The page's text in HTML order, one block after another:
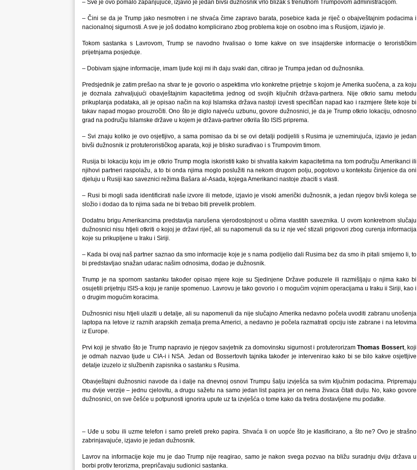
– Sve je ovo pomalo zapanjujuće, izjavio je jedan bivši dužnosnik vrlo blizak s trenutnom Trumpovom administracijom.
– Čini se da je Trump jako nesmotren i ne shvaća čime zapravo barata, posebice kada je riječ o obajveštajnim podacima i
nacionalnoj sigurnosti. A sve je još dodatno komplicirano zbog problema koje on osobno ima s Rusijom, izjavio je.
Tokom sastanka s Lavrovom, Trump se navodno hvalisao o tome kakve on sve insajderske informacije o terorističkim
prijetnjama posjeduje.
– Dobivam sjajne informacije, imam ljude koji mi ih daju svaki dan, citirao je Trumpa jedan od dužnosnika.
Predsjednik je zatim prešao na stvar te je govorio o aspektima vrlo konkretne prijetnje s kojom je Amerika suočena, a za koju
je doznala zahvaljujući obavještajnim kapacitetima jednog od svojih ključnih država-partnera. Nije otkrio samu metodu
prikuplanja podataka, ali je opisao način na koji Islamska država nastoji izvesti specifičan napad kao i razmjere štete koje bi
takav napad mogao prouzročiti. Ono što je diglo najveću uzbunu, govore dužnosnici, je da je Trump otkrio lokaciju, odnosno
grad na području Islamske države u kojem je država-partner otkrila što ISIS priprema.
– Svi znaju koliko je ovo osjetljivo, a sama pomisao da bi se ovi detalji podijelili s Rusima je uznemirujuća, izjavio je jedan
bivši dužnosnik iz protuterorističkog aparata, koji je blisko surađivao i s Trumpovim timom.
Rusija bi lokaciju koju im je otkrio Trump mogla iskoristiti kako bi shvatila kakvim kapacitetima na tom području Amerikanci ili
njihovi partneri raspolažu, a to bi onda njima moglo poslužiti na nekom drugom polju, pogotovo u kontekstu činjenice da oni
djeluju u Rusiji kao saveznici režima Bašara al-Asada, kojega Amerikanci nastoje zbaciti s vlasti.
– Rusi bi mogli sada identificirati naše izvore ili metode, izjavio je visoki američki dužnosnik, a jedan njegov bivši kolega se
složio i dodao da to njima sada ne bi trebao biti prevelik problem.
Dodatnu brigu Amerikancima predstavlja narušena vjerodostojnost u očima vlastitih saveznika. U ovom konkretnom slučaju
dužnosnici nisu htjeli otkriti o kojoj je državi riječ, ali su napomenuli da su iz nje već stizali prigovori zbog curenja informacija
koje su prikupljene u Iraku i Siriji.
– Kada bi ovaj naš partner saznao da smo informacije koje je s nama podijelio dali Rusima bez da smo ih pitali smijemo li, to
bi predstavljao snažan udarac našim odnosima, dodao je dužnosnik.
Trump je na spornom sastanku također opisao mjere koje su Sjedinjene Države poduzele ili razmišljaju o njima kako bi
osujetili prijetnju ISIS-a koju je ranije spomenuo. Lavrovu je tako govorio i o mogućim vojnim operacijama u Iraku ii Siriji, kao i
o drugim mogućim koracima.
Dužnosnici nisu htjeli ulaziti u detalje, ali su napomenuli da nije slučajno Amerika nedavno počela uvoditi zabranu unošenja
laptopa na letove iz raznih arapskih zemalja prema Americi, a nedavno je počela razmatrati opciju iste zabrane i na letovima
iz Europe.
Prvi koji je shvatio što je Trump napravio je njegov savjetnik za domovinsku sigurnost i protuterorizamThomas Bossert, koji
je odmah nazvao ljude u CIA-i i NSA. Jedan od Bossertovih tajnika također je intervenirao kako bi se bilo kakve osjetljive
detalje izuzelo iz službenih zapisnika o sastanku s Rusima.
Obavještajni dužnosnici navode da i dalje na dnevnoj osnovi Trumpu šalju izvješća sa svim ključnim podacima. Pripremaju
mu dvije verzije – jednu cjelovitu, a drugu sažetu na samo jedan list papira jer on nema živaca čitati dulju. No, kako govore
dužnosnici, on sve češće u potpunosti ignorira upute uz ta izvješća o tome kako da tretira dostavljene mu podatke.
– Uđe u sobu ili uzme telefon i samo preleti preko papira. Shvaća li on uopće što je klasificirano, a što ne? Ovo je strašno
zabrinjavajuće, izjavio je jedan dužnosnik.
Lavrov na informacije koje mu je dao Trump nije reagirao, samo je nakon svega pozvao na bližu suradnju dviju država u
borbi protiv terorizma, prepričavaju sudionici sastanka.